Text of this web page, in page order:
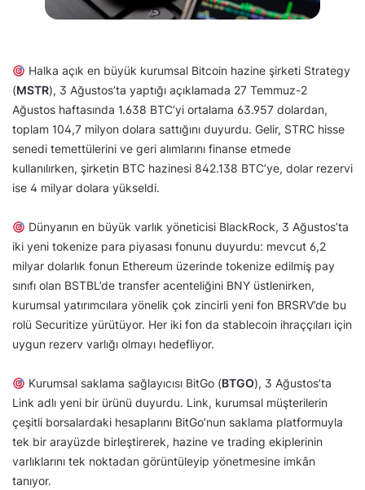
Halka açık en büyük kurumsal Bitcoin hazine şirketi Strategy
(MSTR), 3 Ağustos’ta yaptığı açıklamada 27 Temmuz-2
Ağustos haftasında 1.638 BTC’yi ortalama 63.957 dolardan,
toplam 104,7 milyon dolara sattığını duyurdu. Gelir, STRC hisse
senedi temettülerini ve geri alımlarını finanse etmede
kullanılırken, şirketin BTC hazinesi 842.138 BTC’ye, dolar rezervi
ise 4 milyar dolara yükseldi.
Dünyanın en büyük varlık yöneticisi BlackRock, 3 Ağustos’ta
iki yeni tokenize para piyasası fonunu duyurdu: mevcut 6,2
milyar dolarlık fonun Ethereum üzerinde tokenize edilmiş pay
sınıfı olan BSTBL’de transfer acenteliğini BNY üstlenirken,
kurumsal yatırımcılara yönelik çok zincirli yeni fon BRSRV’de bu
rolü Securitize yürütüyor. Her iki fon da stablecoin ihraççıları için
uygun rezerv varlığı olmayı hedefliyor.
Kurumsal saklama sağlayıcısı BitGo (BTGO), 3 Ağustos’ta
Link adlı yeni bir ürünü duyurdu. Link, kurumsal müşterilerin
çeşitli borsalardaki hesaplarını BitGo’nun saklama platformuyla
tek bir arayüzde birleştirerek, hazine ve trading ekiplerinin
varlıklarını tek noktadan görüntüleyip yönetmesine imkân
tanıyor.